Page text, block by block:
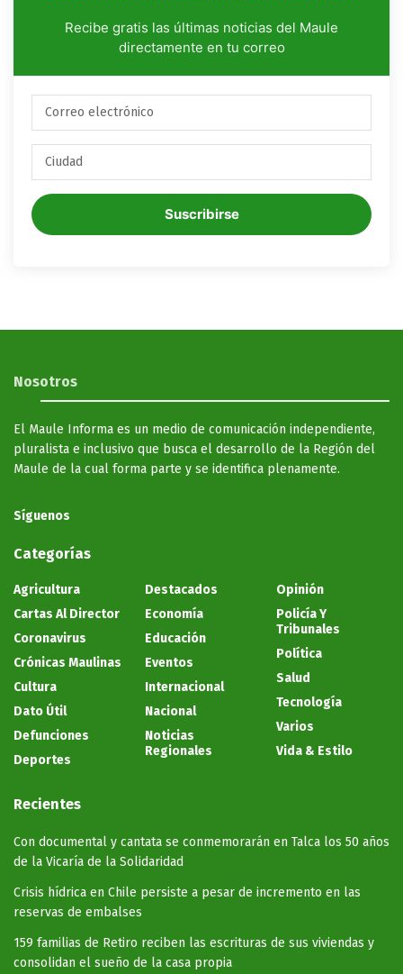
Recibe gratis las últimas noticias del Maule
directamente en tu correo
Suscribirse
Nosotros
El Maule Informa es un medio de comunicación independiente,
pluralista e inclusivo que busca el desarrollo de la Región del
Maule de la cual forma parte y se identifica plenamente.
Síguenos
Categorías
Agricultura
Cartas Al Director
Coronavirus
Crónicas Maulinas
Cultura
Dato Útil
Defunciones
Deportes
Destacados
Economía
Educación
Eventos
Internacional
Nacional
Noticias
Regionales
Opinión
Policía Y
Tribunales
Política
Salud
Tecnología
Varios
Vida & Estilo
Recientes
Con documental y cantata se conmemorarán en Talca los 50 años
de la Vicaría de la Solidaridad
Crisis hídrica en Chile persiste a pesar de incremento en las
reservas de embalses
159 familias de Retiro reciben las escrituras de sus viviendas y
consolidan el sueño de la casa propia